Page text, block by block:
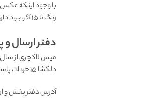
با وجود اینکه
رنگ تا 15% وجود دارد.
دفتر ارسال
میس لاکچری از سال 1396 فعالیت خودش رو بصورت تخصصی در زمینه
دلگشا 15 خرداد، پاساژ رضا مروی و هدیش مال واقع در منطقه هروی تهران داشت. اما با آغاز کرونا در حال حاضر فقط بصورت اینترنتی در خدمت شما هستیم.
آدرس دفتر پخش و ارسال